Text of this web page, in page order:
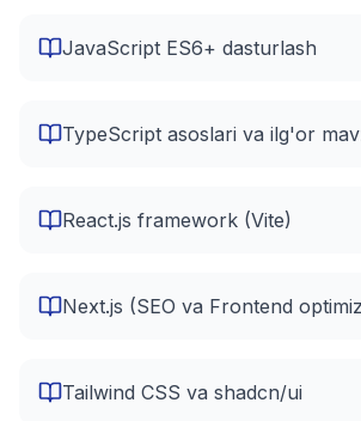
JavaScript ES6+ dasturlash
TypeScript asoslari va ilg'or
React.js framework (Vite)
Next.js (SEO va Frontend
Tailwind CSS va shadcn/ui